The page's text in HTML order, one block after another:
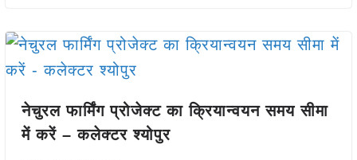
नेचुरल फार्मिंग प्रोजेक्ट का क्रियान्वयन समय सीमा
में करें – कलेक्टर श्योपुर